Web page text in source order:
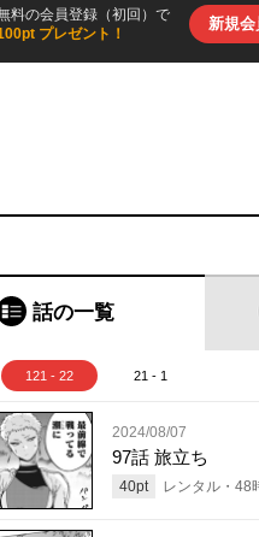
料の会員登録（初回）で
プレゼント！
新規会
話の一覧
121 - 22 21 - 1
2024/08/07
97話 旅立ち
40pt レンタル・ 48